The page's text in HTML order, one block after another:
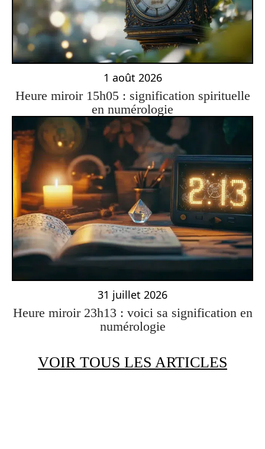
1 août 2026
Heure miroir 15h05 : signification spirituelle
en numérologie
31 juillet 2026
Heure miroir 23h13 : voici sa signification en
numérologie
VOIR TOUS LES ARTICLES